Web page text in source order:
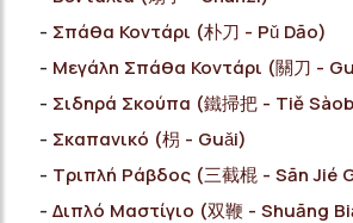
Σπάθα Κοντάρι (朴刀 - Pǔ Dāo)
Μεγάλη Σπάθα Κοντάρι (關刀 -
Σιδηρά Σκούπα (鐵掃把 - Tiě
Σκαπανικό (枴 - Guǎi)
Τριπλή Ράβδος (三截棍 - Sān Jié
Διπλό Μαστίγιο (双鞭 - Shuāng